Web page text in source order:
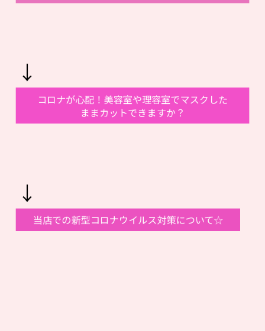
↓
コロナが心配！美容室や理容室でマスクした
ままカットできますか？
↓
当店での新型コロナウイルス対策について☆